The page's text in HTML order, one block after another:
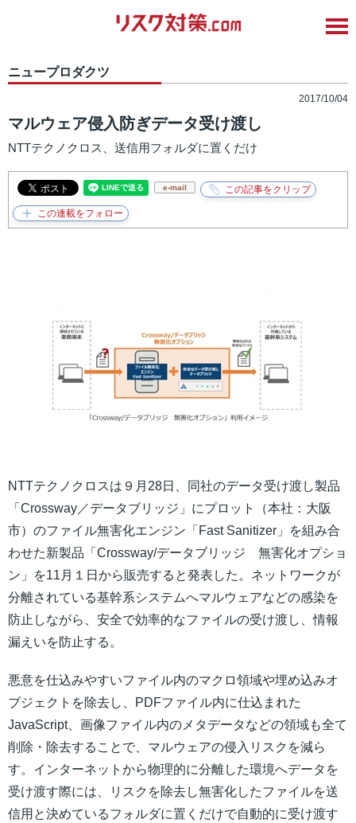
ニュープロダクツ
2017/10/04
マルウェア侵入防ぎデータ受け渡し
NTTテクノクロス、送信用フォルダに置くだけ
e-mail
NTTテクノクロスは９月28日、同社のデータ受け渡し製品
「Crossway／データブリッジ」にプロット（本社：大阪
市）のファイル無害化エンジン「Fast Sanitizer」を組み合
わせた新製品「Crossway/データブリッジ 無害化オプショ
ン」を11月１日から販売すると発表した。ネットワークが
分離されている基幹系システムへマルウェアなどの感染を
防止しながら、安全で効率的なファイルの受け渡し、情報
漏えいを防止する。
悪意を仕込みやすいファイル内のマクロ領域や埋め込みオ
ブジェクトを除去し、PDFファイル内に仕込まれた
JavaScript、画像ファイル内のメタデータなどの領域も全て
削除・除去することで、マルウェアの侵入リスクを減ら
す。インターネットから物理的に分離した環境へデータを
受け渡す際には、リスクを除去し無害化したファイルを送
信用と決めているフォルダに置くだけで自動的に受け渡す